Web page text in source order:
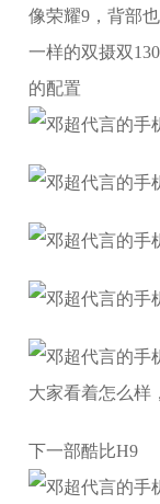
像荣耀9，背部
一样的双摄双
的配置
大家看着怎么样
下一部酷比H9